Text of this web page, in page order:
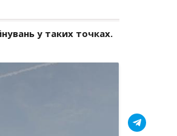
у таких точках.